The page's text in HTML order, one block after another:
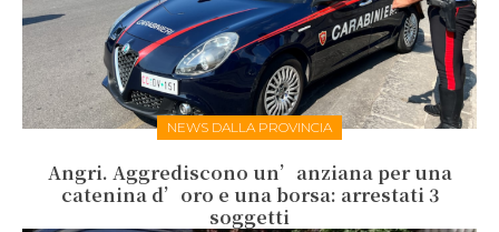
NEWS DALLA PROVINCIA
Angri. Aggrediscono un’anziana per una
catenina d’oro e una borsa: arrestati 3
soggetti